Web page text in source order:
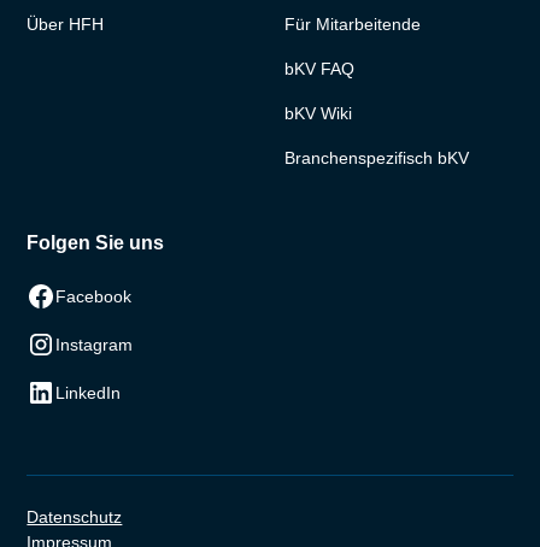
Über HFH Für Mitarbeitende
bKV FAQ
bKV Wiki
Branchenspezifisch bKV
Folgen Sie uns
Facebook
Instagram
LinkedIn
Datenschutz
Impressum